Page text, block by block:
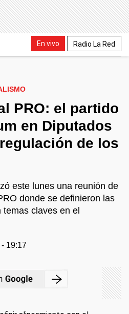
En vivo Radio La Red
PRO: el partido
en Diputados
de los
este lunes una reunión de
donde se definieron las
claves en el
19:17